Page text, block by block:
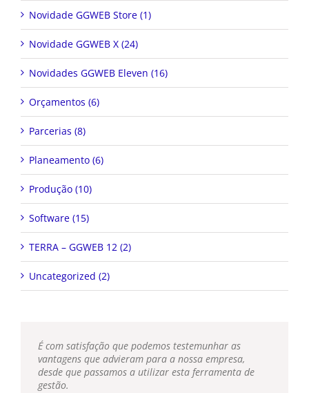
Novidade GGWEB Store (1)
Novidade GGWEB X (24)
Novidades GGWEB Eleven (16)
Orçamentos (6)
Parcerias (8)
Planeamento (6)
Produção (10)
Software (15)
TERRA – GGWEB 12 (2)
Uncategorized (2)
É com satisfação que podemos testemunhar as
vantagens que advieram para a nossa empresa,
desde que passamos a utilizar esta ferramenta de
gestão.